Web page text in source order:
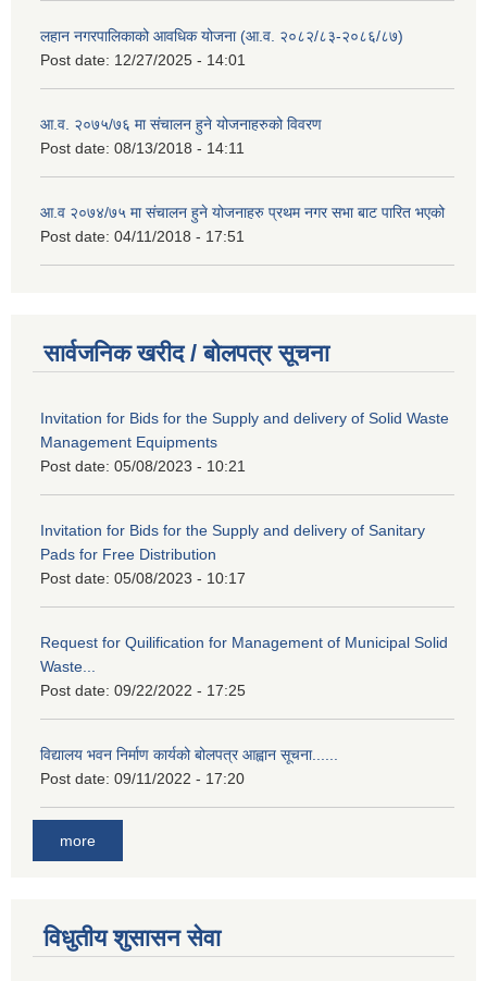
लहान नगरपालिकाको आवधिक योजना (आ.व. २०८२/८३-२०८६/८७)
Post date: 12/27/2025 - 14:01
आ.व. २०७५/७६ मा संचालन हुने योजनाहरुको विवरण
Post date: 08/13/2018 - 14:11
आ.व २०७४/७५ मा संचालन हुने योजनाहरु प्रथम नगर सभा बाट पारित भएको
Post date: 04/11/2018 - 17:51
सार्वजनिक खरीद / बोलपत्र सूचना
Invitation for Bids for the Supply and delivery of Solid Waste
Management Equipments
Post date: 05/08/2023 - 10:21
Invitation for Bids for the Supply and delivery of Sanitary
Pads for Free Distribution
Post date: 05/08/2023 - 10:17
Request for Quilification for Management of Municipal Solid
Waste...
Post date: 09/22/2022 - 17:25
विद्यालय भवन निर्माण कार्यको बोलपत्र आह्वान सूचना......
Post date: 09/11/2022 - 17:20
more
विधुतीय शुसासन सेवा